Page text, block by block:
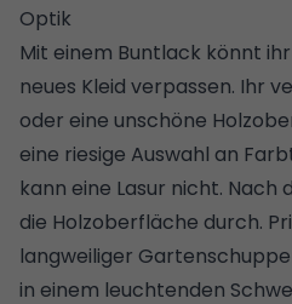
Optik
Mit einem Buntlack könnt
neues Kleid verpassen. Ihr
oder eine unschöne
eine riesige Auswahl an
kann eine Lasur nicht.
die Holzoberfläche durch.
langweiliger
in einem leuchtenden